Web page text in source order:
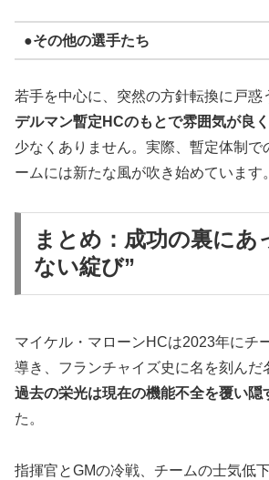
●その他の選手たち
若手を中心に、突然の方針転換に戸惑
デルマン暫定HCのもとで雰囲気が良
少なくありません。実際、暫定体制で
ームには新たな風が吹き始めています。
まとめ：成功の裏にあ
ない綻び”
マイケル・マローンHCは2023年にチ
導き、フランチャイズ史に名を刻んだ
過去の栄光は現在の機能不全を覆い隠
た。
指揮官とGMの冷戦、チームの士気低